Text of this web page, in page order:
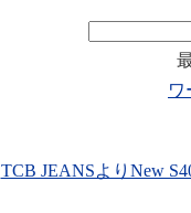
ワ
TCB JEANSよりNew